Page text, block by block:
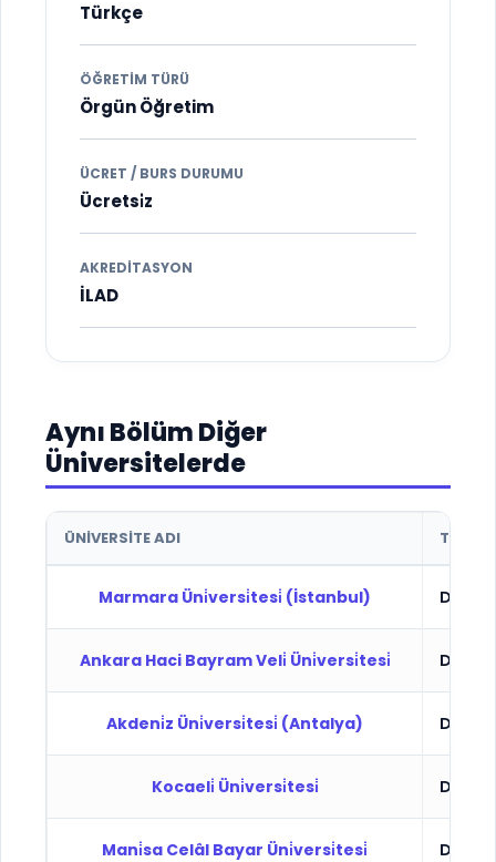
Türkçe
ÖĞRETIM TÜRÜ
Örgün Öğretim
ÜCRET / BURS DURUMU
Ücretsi̇z
AKREDITASYON
İLAD
Aynı Bölüm Diğer
Üniversitelerde
ÜNIVERSITE ADI TÜR
Marmara Üni̇versi̇tesi̇ (İstanbul) Devlet
Ankara Haci Bayram Veli̇ Üni̇versi̇tesi̇ Devlet
Akdeni̇z Üni̇versi̇tesi̇ (Antalya) Devlet
Kocaeli̇ Üni̇versi̇tesi̇ Devlet
Mani̇sa Celâl Bayar Üni̇versi̇tesi̇ Devlet